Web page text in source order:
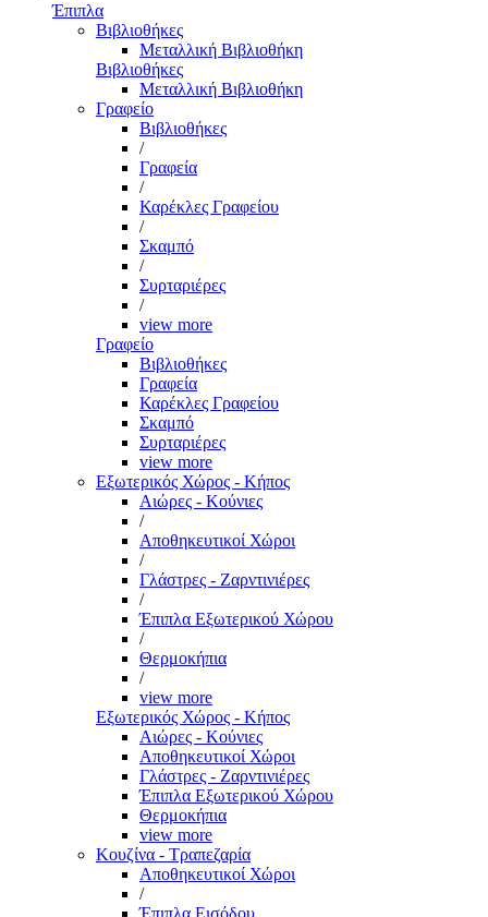
Έπιπλα
Βιβλιοθήκες
Μεταλλική Βιβλιοθήκη
Βιβλιοθήκες
Μεταλλική Βιβλιοθήκη
Γραφείο
Βιβλιοθήκες
/
Γραφεία
/
Καρέκλες Γραφείου
/
Σκαμπό
/
Συρταριέρες
/
view more
Γραφείο
Βιβλιοθήκες
Γραφεία
Καρέκλες Γραφείου
Σκαμπό
Συρταριέρες
view more
Εξωτερικός Χώρος - Κήπος
Αιώρες - Κούνιες
/
Αποθηκευτικοί Χώροι
/
Γλάστρες - Ζαρντινιέρες
/
Έπιπλα Εξωτερικού Χώρου
/
Θερμοκήπια
/
view more
Εξωτερικός Χώρος - Κήπος
Αιώρες - Κούνιες
Αποθηκευτικοί Χώροι
Γλάστρες - Ζαρντινιέρες
Έπιπλα Εξωτερικού Χώρου
Θερμοκήπια
view more
Κουζίνα - Τραπεζαρία
Αποθηκευτικοί Χώροι
/
Έπιπλα Εισόδου